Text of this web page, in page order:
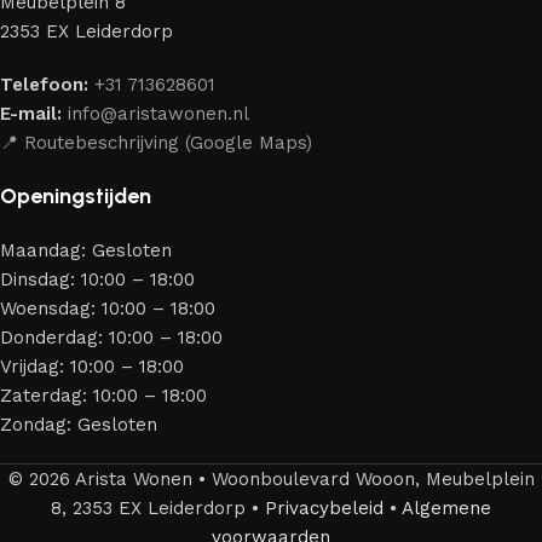
merken die al jarenlang hun vakmanschap en eerlijkheid
bewijzen. Al onze leveranciers garanderen meubels van
aantrekkelijk design en optimale veiligheid — zodat je
jarenlang kunt genieten van jouw interieur.
2353 EX Leiderdorp
Telefoon: +31 713628601
E-mail: info@aristawonen.nl
📍 Routebeschrijving (Google Maps)
Openingstijden
Maandag: Gesloten
Dinsdag: 10:00 – 18:00
Woensdag: 10:00 – 18:00
Donderdag: 10:00 – 18:00
Vrijdag: 10:00 – 18:00
Zaterdag: 10:00 – 18:00
Zondag: Gesloten
© 2026 Arista Wonen • Woonboulevard Wooon, Meubelplein
8, 2353 EX Leiderdorp • Privacybeleid • Algemene
voorwaarden